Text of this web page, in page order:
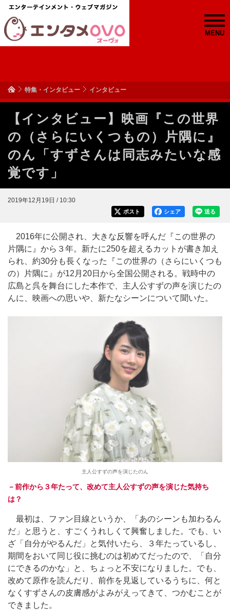
MENU
特集・インタビュー インタビュー
【インタビュー】映画『この世界
の（さらにいくつもの）片隅に』
のん「すずさんは同志みたいな感
覚です」
2019年12月19日 / 10:30
送る
シェア
ポスト
2016年に公開され、大きな反響を呼んだ『この世界の
片隅に』から３年。新たに250を超えるカットが書き加え
られ、約30分も長くなった『この世界の（さらにいくつも
の）片隅に』が12月20日から全国公開される。戦時中の
広島と呉を舞台にした本作で、主人公すずの声を演じたの
んに、映画への思いや、新たなシーンについて聞いた。
主人公すずの声を演じたのん
－前作から３年たって、改めて主人公すずの声を演じた気持ち
は？
最初は、ファン目線というか、「あのシーンも加わるん
だ」と思うと、すごくうれしくて興奮しました。でも、い
ざ「自分がやるんだ」と気付いたら、３年たっているし、
期間をおいて同じ役に挑むのは初めてだったので、「自分
にできるのかな」と、ちょっと不安になりました。でも、
改めて原作を読んだり、前作を見返しているうちに、何と
なくすずさんの皮膚感がよみがえってきて、つかむことが
できました。